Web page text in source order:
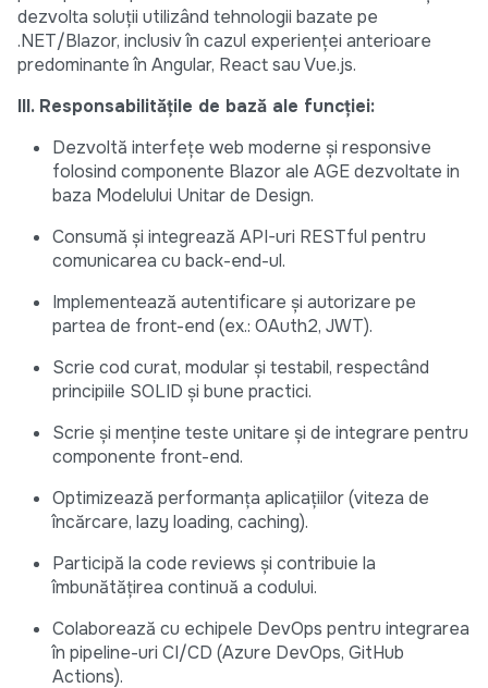
dezvolta soluții utilizând tehnologii bazate pe
.NET/Blazor, inclusiv în cazul experienței anterioare
predominante în Angular, React sau Vue.js.
III. Responsabilitățile de bază ale funcției:
Dezvoltă interfețe web moderne și responsive
folosind componente Blazor ale AGE dezvoltate in
baza Modelului Unitar de Design.
Consumă și integrează API-uri RESTful pentru
comunicarea cu back-end-ul.
Implementează autentificare și autorizare pe
partea de front-end (ex.: OAuth2, JWT).
Scrie cod curat, modular și testabil, respectând
principiile SOLID și bune practici.
Scrie și menține teste unitare și de integrare pentru
componente front-end.
Optimizează performanța aplicațiilor (viteza de
încărcare, lazy loading, caching).
Participă la code reviews și contribuie la
îmbunătățirea continuă a codului.
Colaborează cu echipele DevOps pentru integrarea
în pipeline-uri CI/CD (Azure DevOps, GitHub
Actions).